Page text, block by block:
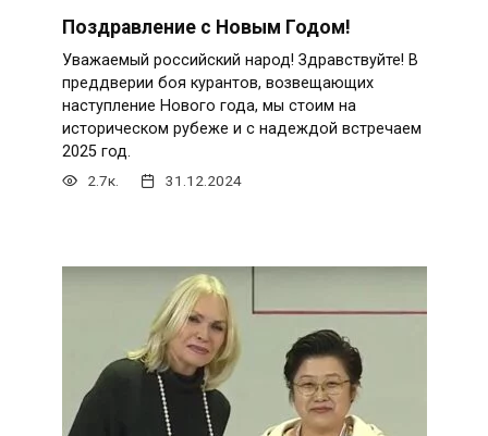
Поздравление с Новым Годом!
Уважаемый российский народ! Здравствуйте! В
преддверии боя курантов, возвещающих
наступление Нового года, мы стоим на
историческом рубеже и с надеждой встречаем
2025 год.
2.7к. 31.12.2024